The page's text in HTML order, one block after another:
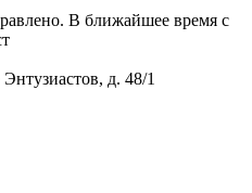
В ближайшее время с
д. 48/1